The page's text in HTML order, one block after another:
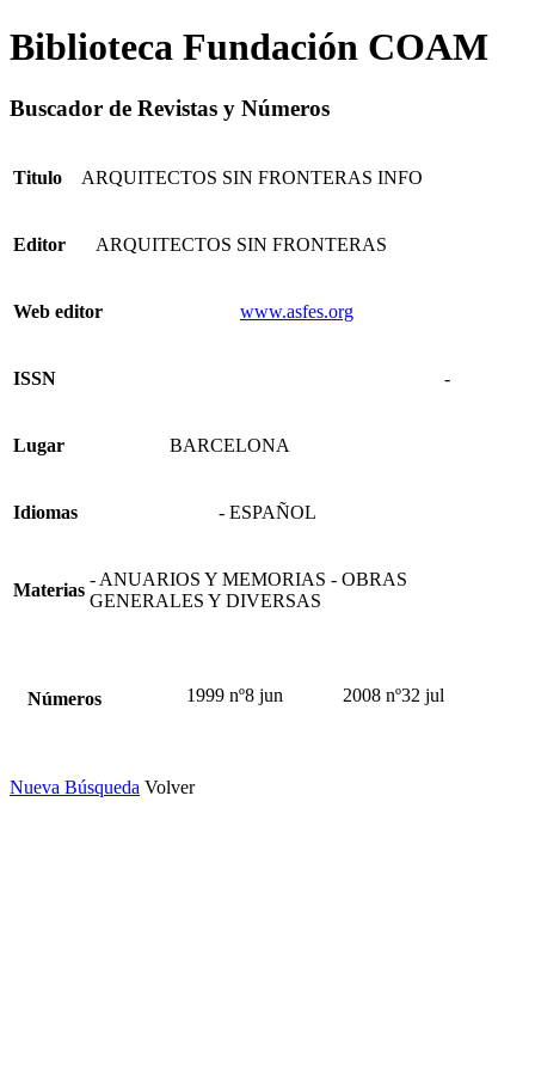
Biblioteca Fundación COAM
Buscador de Revistas y Números
Titulo ARQUITECTOS SIN FRONTERAS INFO
Editor ARQUITECTOS SIN FRONTERAS
Web editor www.asfes.org
ISSN -
Lugar BARCELONA
Idiomas - ESPAÑOL
Materias
- ANUARIOS Y MEMORIAS - OBRAS
GENERALES Y DIVERSAS
Números 1999 nº8 jun 2008 nº32 jul
Nueva Búsqueda Volver